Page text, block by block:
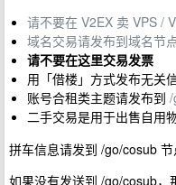
请不要在 V2EX 卖 VPS /
域名交易请发布到域名节
请不要在这里交易发票
用「借楼」方式发布无关
账号合租类主题请发布到
二手交易是用于出售自用
拼车信息请发到 /go/cosub 节
如果没有发送到 /go/cosub